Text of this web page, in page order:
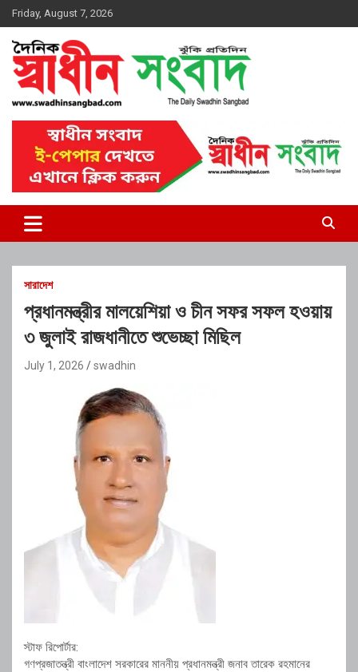
Skip
to
content
Friday, August 7, 2026
দৈনিক স্বাধীন সংবাদ
সারাদেশ
প্রধানমন্ত্রীর মালয়েশিয়া ও চীন সফর সফল হওয়ায়
৩ জুলাই রাজধানীতে শুভেচ্ছা মিছিল
July 1, 2026 swadhin
স্টাফ রিপোর্টার:
গণপ্রজাতন্ত্রী বাংলাদেশ সরকারের মাননীয় প্রধানমন্ত্রী জনাব তারেক রহমানের